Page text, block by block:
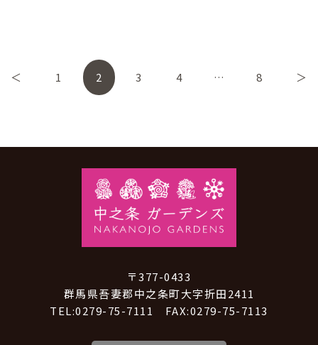
＜ 1 2 3 4 … 8 ＞
〒377-0433
群馬県吾妻郡中之条町大字折田2411
TEL:0279-75-7111 FAX:0279-75-7113